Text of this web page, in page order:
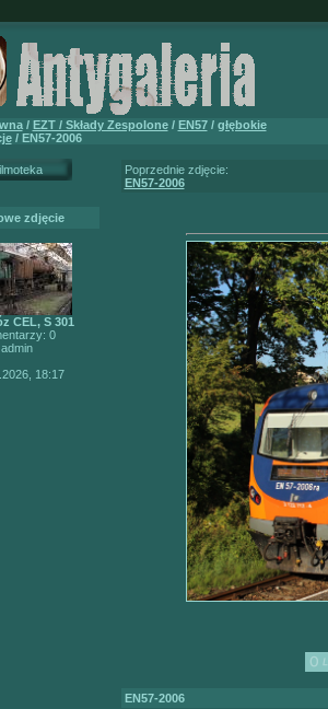
/ EZT / Składy Zespolone/ EN57/ głębokie
/ EN57-2006
zdjęcie
CEL, S 301
0
admin
18:17
Poprzednie zdjęcie:
EN57-2006
EN57-2006